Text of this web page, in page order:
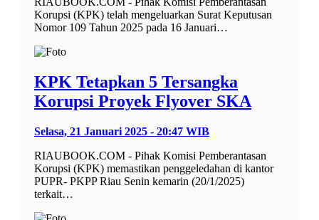
Korupsi (KPK) telah mengeluarkan Surat Keputusan
Nomor 109 Tahun 2025 pada 16 Januari…
KPK Tetapkan 5 Tersangka
Korupsi Proyek Flyover SKA
Selasa, 21 Januari 2025 - 20:47 WIB
RIAUBOOK.COM - Pihak Komisi Pemberantasan
Korupsi (KPK) memastikan penggeledahan di kantor
PUPR- PKPP Riau Senin kemarin (20/1/2025)
terkait…